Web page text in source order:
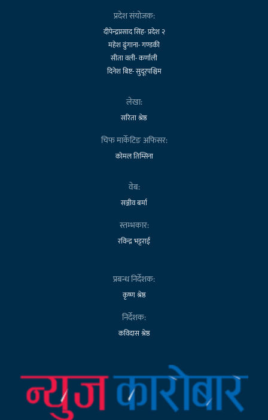
प्रदेश संयोजक:
दीपेन्द्रप्रसाद सिंह- प्रदेश २
महेश ढुंगाना- गण्डकी
सीता वली- कर्णाली
दिनेश बिष्ट- सुदूरपश्चिम
लेखा:
सरिता श्रेष्ठ
चिफ मार्केटिङ अफिसर:
कोमल तिम्सिना
वेब:
सञ्जीव बर्मा
स्तम्भकार:
रविन्द्र भट्टराई
प्रबन्ध निर्देशक:
कृष्ण श्रेष्ठ
निर्देशक:
कविदास श्रेष्ठ